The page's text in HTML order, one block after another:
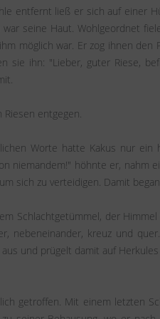
entfernt ließ er sich auf einer
seine Haut. Wohlgeordnet
möglich war. Er zog ihnen den
ihn: "Lieber, guter Riese,
entgegen.
Worte hatte Kakus nur ein
niemandem!" höhnte er, nahm
sich zu verteidigen. Damit
Schlachtgetümmel, der Himmel
nebeneinander, kreuz und
und prügelt damit auf
getroffen. Mit einem letzten